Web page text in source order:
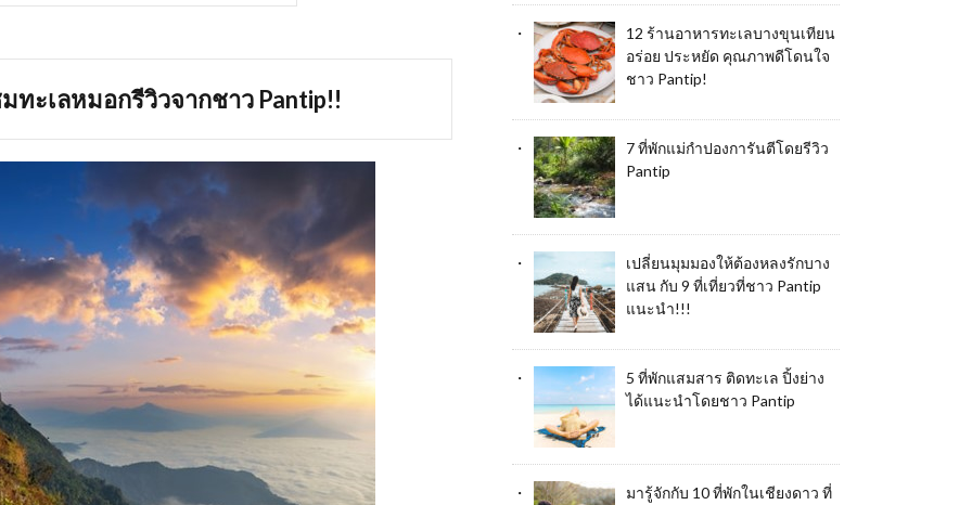
ะเลหมอกรีวิวจากชาว Pantip!!
12 ร้านอาหารทะเลบางขุนเทียน
อร่อย ประหยัด คุณภาพดีโดนใจ
ชาว Pantip!
7 ที่พักแม่กำปองการันตีโดยรีวิว
Pantip
เปลี่ยนมุมมองให้ต้องหลงรักบาง
แสน กับ 9 ที่เที่ยวที่ชาว Pantip
แนะนำ!!!
5 ที่พักแสมสาร ติดทะเล ปิ้งย่าง
ได้แนะนำโดยชาว Pantip
มารู้จักกับ 10 ที่พักในเชียงดาว ที่